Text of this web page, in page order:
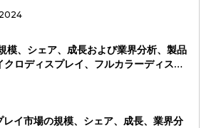
50フィート以上）、グレードごと
2.0、HDMI 2.0、HDMI 2.1）、ア
イボットシステムなど） （オフライン、
および地域分析、2024-2031
模、シェア、成長および業界分析、製品
クロディスプレイ、フルカラーディスプ
ィスプレイ）、アプリケーション別
現実、医療画像処理、防衛システム、
よび防衛、産業、自動車）、および地域
イ市場の規模、シェア、成長、業界分